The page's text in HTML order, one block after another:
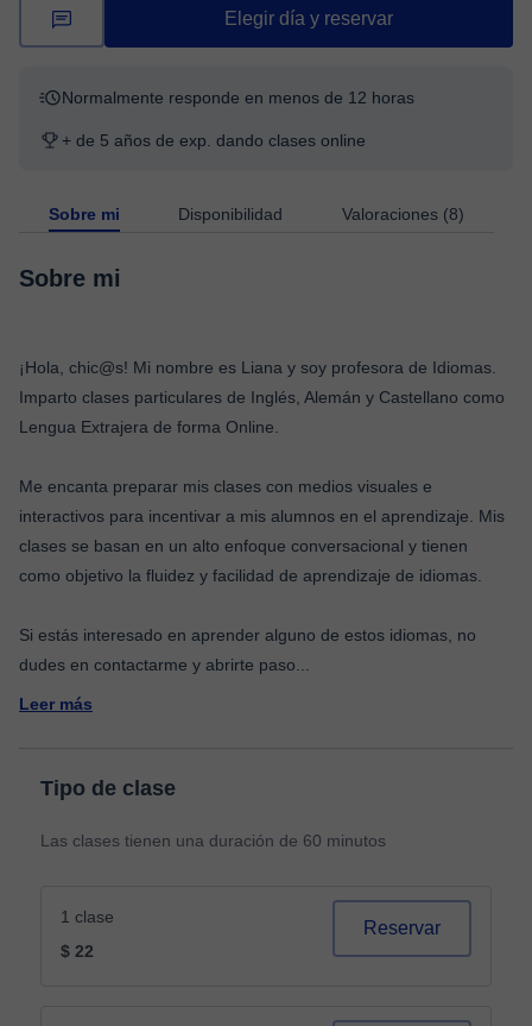
Elegir día y reservar
Normalmente responde en menos de 12 horas
+ de 5 años de exp. dando clases online
Sobre mi Disponibilidad Valoraciones (8)
Sobre mi
¡Hola, chic@s! Mi nombre es Liana y soy profesora de Idiomas.
Imparto clases particulares de Inglés, Alemán y Castellano como
Lengua Extrajera de forma Online.
Me encanta preparar mis clases con medios visuales e
interactivos para incentivar a mis alumnos en el aprendizaje. Mis
clases se basan en un alto enfoque conversacional y tienen
como objetivo la fluidez y facilidad de aprendizaje de idiomas.
Si estás interesado en aprender alguno de estos idiomas, no
dudes en contactarme y abrirte paso
Leer más
Tipo de clase
Las clases tienen una duración de 60 minutos
1 clase
$ 22
Reservar